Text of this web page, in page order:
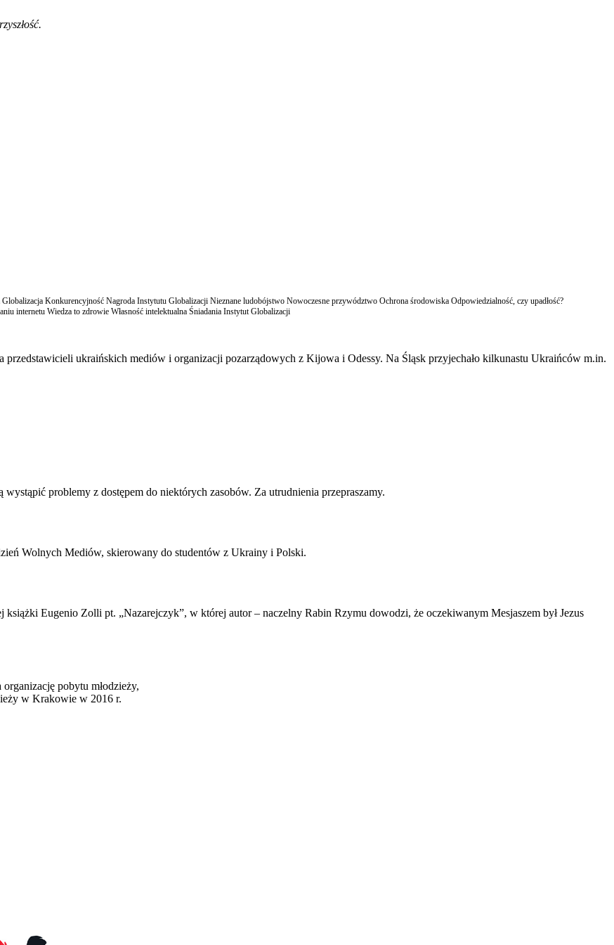
Konkurencyjność Nagroda Instytutu Globalizacji Nieznane ludobójstwo Nowoczesne przywództwo Ochrona środowiska Odpowiedzialność, czy upadłość?
internetu Wiedza to zdrowie Własność intelektualna Śniadania Instytut Globalizacji
przedstawicieli ukraińskich mediów i organizacji pozarządowych z Kijowa i Odessy. Na Śląsk przyjechało kilkunastu Ukraińców m.in.
problemy z dostępem do niektórych zasobów. Za utrudnienia przepraszamy.
Wolnych Mediów, skierowany do studentów z Ukrainy i Polski.
książki Eugenio Zolli pt. „Nazarejczyk”, w której autor – naczelny Rabin Rzymu dowodzi, że oczekiwanym Mesjaszem był Jezus
pobytu młodzieży,
w Krakowie w 2016 r.